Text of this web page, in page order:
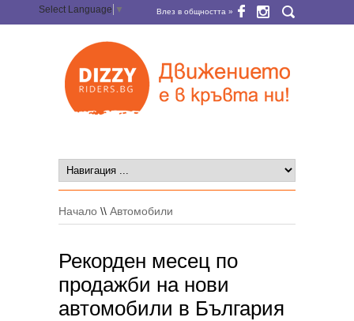
Select Language ▼ Влез в общността »
Начало \\ Автомобили
Рекорден месец по
продажби на нови
автомобили в България